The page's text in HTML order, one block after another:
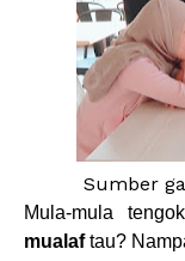
Sumber
Mula-mula
mualaftau?